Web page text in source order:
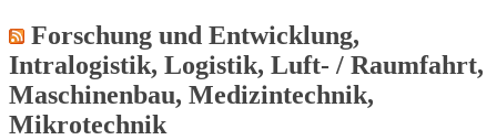
Forschung und Entwicklung,
Intralogistik, Logistik, Luft- / Raumfahrt,
Maschinenbau, Medizintechnik,
Mikrotechnik